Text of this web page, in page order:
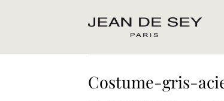
Costume-gris-